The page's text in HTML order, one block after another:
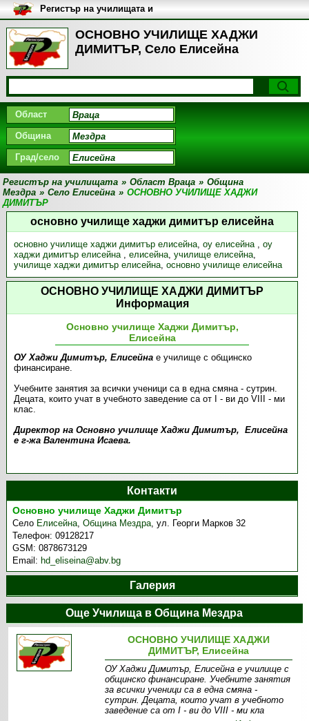
ОСНОВНО УЧИЛИЩЕ ХАДЖИ
ДИМИТЪР, Село Елисейна
Регистър на училищата и
университетите в България
Област
Община
Град/село
Регистър на училищата » Област Враца » Община
Мездра » Село Елисейна » ОСНОВНО УЧИЛИЩЕ ХАДЖИ
ДИМИТЪР
основно училище хаджи димитър елисейна
основно училище хаджи димитър елисейна, оу елисейна , оу
хаджи димитър елисейна , елисейна, училище елисейна,
училище хаджи димитър елисейна, основно училище елисейна
ОСНОВНО УЧИЛИЩЕ ХАДЖИ ДИМИТЪР
Информация
Основно училище Хаджи Димитър,
Елисейна
ОУ Хаджи Димитър, Елисейнае училище с общинско
финансиране.
Учебните занятия за всички ученици са в една смяна - сутрин.
Децата, които учат в учебното заведение са от I - ви до VIII - ми
клас.
Директор на Основно училище Хаджи Димитър, Елисейна
е г-жа Валентина Исаева.
Контакти
Основно училище Хаджи Димитър
Село Елисейна,Община Мездра,ул. Георги Марков 32
Телефон:09128217
GSM:0878673129
Email: hd_eliseina@abv.bg
Галерия
Още Училища в Община Мездра
ОСНОВНО УЧИЛИЩЕ ХАДЖИ
ДИМИТЪР, Елисейна
ОУ Хаджи Димитър, Елисейна е училище с
общинско финансиране. Учебните занятия
за всички ученици са в една смяна -
сутрин. Децата, които учат в учебното
заведение са от I - ви до VIII - ми кла